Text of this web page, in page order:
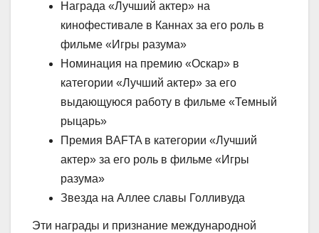
Награда «Лучший актер» на
кинофестивале в Каннах за его роль в
фильме «Игры разума»
Номинация на премию «Оскар» в
категории «Лучший актер» за его
выдающуюся работу в фильме «Темный
рыцарь»
Премия BAFTA в категории «Лучший
актер» за его роль в фильме «Игры
разума»
Звезда на Аллее славы Голливуда
Эти награды и признание международной